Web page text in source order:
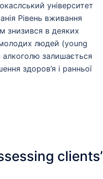
університет
Рівень вживання
знизився в деяких
людей (young
залишається
здоров’я і ранньої
clients’